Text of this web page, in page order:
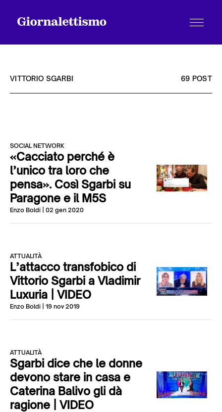
Chi siamo
Contatti
VITTORIO SGARBI 69 POST
SOCIAL NETWORK
«Cacciato perché è
l’unico tra loro che
pensa». Così Sgarbi su
Paragone e il M5S
Enzo Boldi | 02 gen 2020
ATTUALITÀ
L’attacco transfobico di
Vittorio Sgarbi a Vladimir
Luxuria | VIDEO
Enzo Boldi | 19 nov 2019
ATTUALITÀ
Sgarbi dice che le donne
devono stare in casa e
Caterina Balivo gli dà
ragione | VIDEO